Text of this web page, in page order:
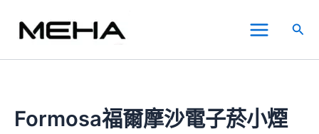
要
Menu
搜
Formosa福爾摩沙電子菸小煙